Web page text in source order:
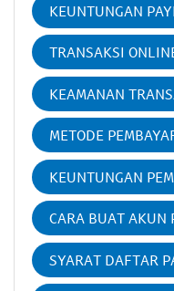
KEUNTUNGAN
TRANSAKSI
KEAMANAN
METODE
KEUNTUNGAN
CARA BUAT AKUN
SYARAT DAFTAR